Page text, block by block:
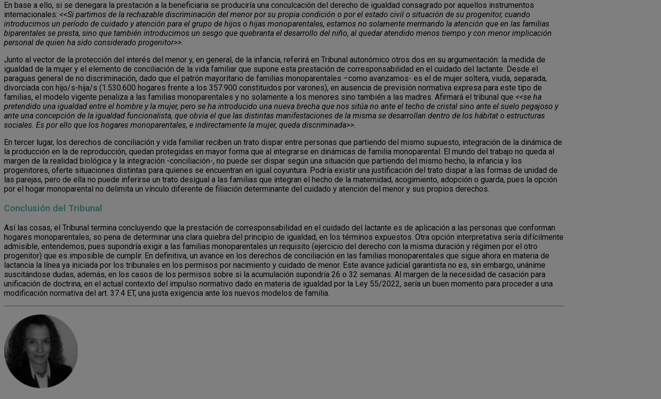
En base a ello, si se denegara la prestación a la beneficiaria se produciría una conculcación del derecho de igualdad consagrado por aquellos instrumentos
internacionales: <<Si partimos de la rechazable discriminación del menor por su propia condición o por el estado civil o situación de su progenitor, cuando
introducimos un período de cuidado y atención para el grupo de hijos o hijas monoparentales, estamos no solamente mermando la atención que en las familias
biparentales se presta, sino que también introducimos un sesgo que quebranta el desarrollo del niño, al quedar atendido menos tiempo y con menor implicación
personal de quien ha sido considerado progenitor>>.
Junto al vector de la protección del interés del menor y, en general, de la infancia, referirá en Tribunal autonómico otros dos en su argumentación: la medida de
igualdad de la mujer y el elemento de conciliación de la vida familiar que supone esta prestación de corresponsabilidad en el cuidado del lactante. Desde el
paraguas general de no discriminación, dado que el patrón mayoritario de familias monoparentales –como avanzamos- es el de mujer soltera, viuda, separada,
divorciada con hijo/s-hija/s (1.530.600 hogares frente a los 357.900 constituidos por varones), en ausencia de previsión normativa expresa para este tipo de
familias, el modelo vigente penaliza a las familias monoparentales y no solamente a los menores sino también a las madres. Afirmará el tribunal que <<se ha
pretendido una igualdad entre el hombre y la mujer, pero se ha introducido una nueva brecha que nos sitúa no ante el techo de cristal sino ante el suelo pegajoso y
ante una concepción de la igualdad funcionalista, que obvia el que las distintas manifestaciones de la misma se desarrollan dentro de los hábitat o estructuras
sociales. Es por ello que los hogares monoparentales, e indirectamente la mujer, queda discriminada>>.
En tercer lugar, los derechos de conciliación y vida familiar reciben un trato dispar entre personas que partiendo del mismo supuesto, integración de la dinámica de
la producción en la de reproducción, quedan protegidas en mayor forma que al integrarse en dinámicas de familia monoparental. El mundo del trabajo no queda al
margen de la realidad biológica y la integración -conciliación-, no puede ser dispar según una situación que partiendo del mismo hecho, la infancia y los
progenitores, oferte situaciones distintas para quienes se encuentran en igual coyuntura. Podría existir una justificación del trato dispar a las formas de unidad de
las parejas, pero de ella no puede inferirse un trato desigual a las familias que integran el hecho de la maternidad, acogimiento, adopción o guarda, pues la opción
por el hogar monoparental no delimita un vínculo diferente de filiación determinante del cuidado y atención del menor y sus propios derechos.
Conclusión del Tribunal
Así las cosas, el Tribunal termina concluyendo que la prestación de corresponsabilidad en el cuidado del lactante es de aplicación a las personas que conforman
hogares monoparentales, so pena de determinar una clara quiebra del principio de igualdad, en los términos expuestos. Otra opción interpretativa sería difícilmente
admisible, entendemos, pues supondría exigir a las familias monoparentales un requisito (ejercicio del derecho con la misma duración y régimen por el otro
progenitor) que es imposible de cumplir. En definitiva, un avance en los derechos de conciliación en las familias monoparentales que sigue ahora en materia de
lactancia la línea ya iniciada por los tribunales en los permisos por nacimiento y cuidado de menor. Este avance judicial garantista no es, sin embargo, unánime
suscitándose dudas, además, en los casos de los permisos sobre si la acumulación supondría 26 o 32 semanas. Al margen de la necesidad de casación para
unificación de doctrina, en el actual contexto del impulso normativo dado en materia de igualdad por la Ley 55/2022, sería un buen momento para proceder a una
modificación normativa del art. 37.4 ET, una justa exigencia ante los nuevos modelos de familia.